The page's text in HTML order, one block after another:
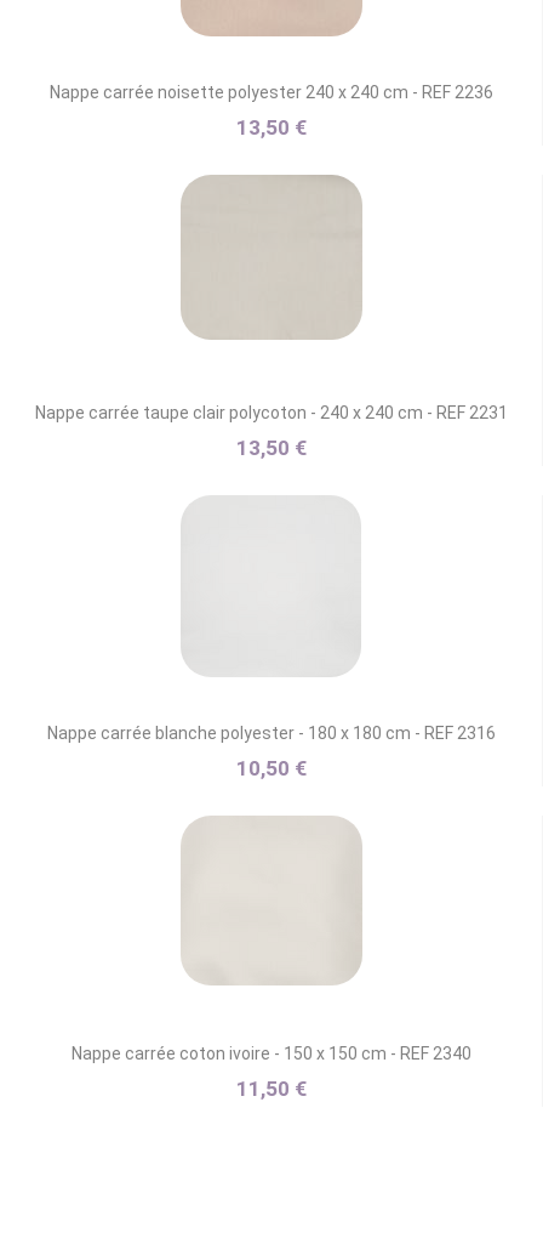
Nappe carrée noisette polyester 240 x 240 cm - REF 2236
13,50 €
Nappe carrée taupe clair polycoton - 240 x 240 cm - REF 2231
13,50 €
Nappe carrée blanche polyester - 180 x 180 cm - REF 2316
10,50 €
Nappe carrée coton ivoire - 150 x 150 cm - REF 2340
11,50 €